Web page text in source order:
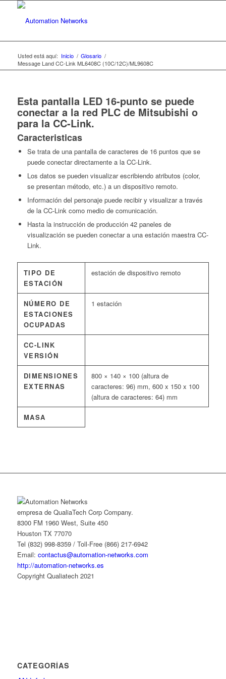
Usted está aquí: Inicio / Glosario /
Message Land CC-Link ML6408C (10C/12C)/ML9608C
Esta pantalla LED 16-punto se puede
conectar a la red PLC de Mitsubishi o
para la CC-Link.
Caracteristicas
Se trata de una pantalla de caracteres de 16 puntos que se
puede conectar directamente a la CC-Link.
Los datos se pueden visualizar escribiendo atributos (color,
se presentan método, etc.) a un dispositivo remoto.
Información del personaje puede recibir y visualizar a través
de la CC-Link como medio de comunicación.
Hasta la instrucción de producción 42 paneles de
visualización se pueden conectar a una estación maestra CC-
Link.
TIPO DE
ESTACIÓN
estación de dispositivo remoto
NÚMERO DE
ESTACIONES
OCUPADAS
1 estación
CC-LINK
VERSIÓN
DIMENSIONES
EXTERNAS
800 × 140 × 100 (altura de
caracteres: 96) mm, 600 x 150 x 100
(altura de caracteres: 64) mm
MASA
empresa de QualiaTech Corp Company.
8300 FM 1960 West, Suite 450
Houston TX 77070
Tel (832) 998-8359 / Toll-Free (866) 217-6942
Email: contactus@automation-networks.com
http://automation-networks.es
Copyright Qualiatech 2021
CATEGORÍAS